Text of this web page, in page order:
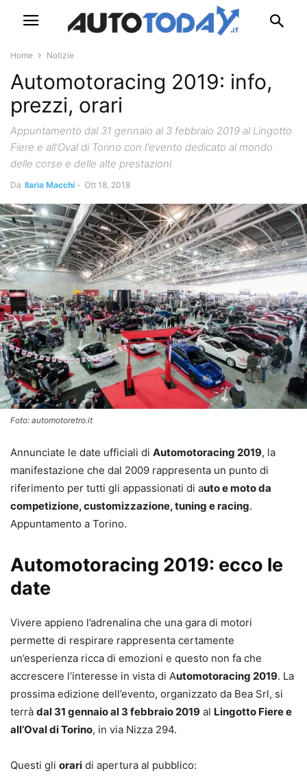
Home Notizie
Automotoracing 2019: info,
prezzi, orari
Appuntamento dal 31 gennaio al 3 febbraio 2019 al Lingotto
Fiere e all’Oval di Torino con l'evento dedicato al mondo
delle corse e delle alte prestazioni
Da Ilaria Macchi - Ott 18, 2018
Foto: automotoretro.it
Annunciate le date ufficiali di Automotoracing 2019, la
manifestazione che dal 2009 rappresenta un punto di
riferimento per tutti gli appassionati di auto e moto da
competizione, customizzazione, tuning e racing.
Appuntamento a Torino.
Automotoracing 2019: ecco le
date
Vivere appieno l’adrenalina che una gara di motori
permette di respirare rappresenta certamente
un’esperienza ricca di emozioni e questo non fa che
accrescere l’interesse in vista di Automotoracing 2019. La
prossima edizione dell’evento, organizzato da Bea Srl, si
terrà dal 31 gennaio al 3 febbraio 2019 al Lingotto Fiere e
all’Oval di Torino, in via Nizza 294.
Questi gli orari di apertura al pubblico: